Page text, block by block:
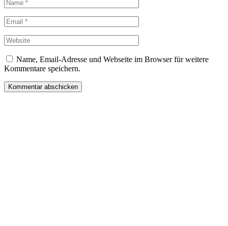
Name, Email-Adresse und Webseite im Browser für weitere
Kommentare speichern.